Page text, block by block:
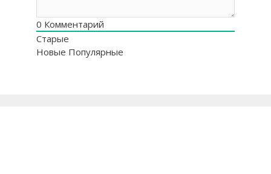
0 Комментарий
Старые
Новые Популярные